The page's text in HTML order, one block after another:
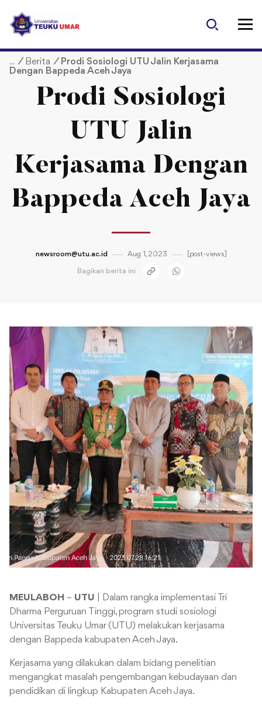
p
/ Berita / Prodi Sosiologi UTU Jalin Kerjasama
Dengan Bappeda Aceh Jaya
Prodi Sosiologi
UTU Jalin
Kerjasama Dengan
Bappeda Aceh Jaya
newsroom@utu.ac.id Aug 1, 2023 [post-views]
Bagikan berita ini
MEULABOH – UTU | Dalam rangka implementasi Tri
Dharma Perguruan Tinggi, program studi sosiologi
Universitas Teuku Umar (UTU) melakukan kerjasama
dengan Bappeda kabupaten Aceh Jaya.
Kerjasama yang dilakukan dalam bidang penelitian
mengangkat masalah pengembangan kebudayaan dan
pendidikan di lingkup Kabupaten Aceh Jaya.